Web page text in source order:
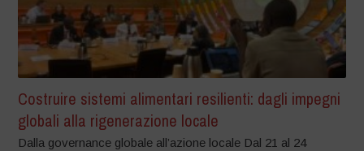
Costruire sistemi alimentari resilienti: dagli impegni
globali alla rigenerazione locale
Dalla governance globale all’azione locale Dal 21 al 24